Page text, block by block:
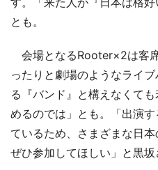
とも。
会場となるRooter×2は客
ったりと劇場のようなライ
る『バンド』と構えなくて
めるのでは」とも。「出演
ているため、さまざまな日
ぜひ参加してほしい」と黒坂